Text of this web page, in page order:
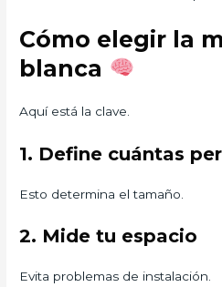
Cómo elegir la
blanca
Aquí está la clave.
1. Define cuántas
Esto determina el tamaño.
2. Mide tu espacio
Evita problemas de instalación.